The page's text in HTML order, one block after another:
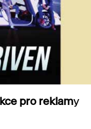
pro reklamy